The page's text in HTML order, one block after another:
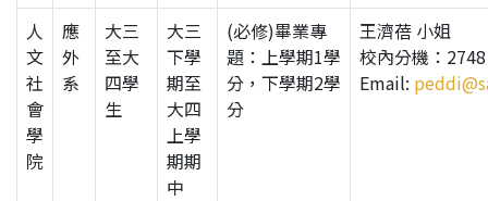
人
文
社
會
學
院
應
外
系
大三
至大
四學
生
大三
下學
期至
大四
上學
期期
中
(必修)畢業專
題：上學期1學
分，下學期2學
分
王濟蓓 小姐
校內分機：2748
Email: